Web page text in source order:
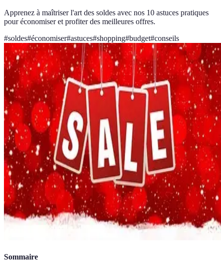
Apprenez à maîtriser l'art des soldes avec nos 10 astuces pratiques
pour économiser et profiter des meilleures offres.
#soldes#économiser#astuces#shopping#budget#conseils
Sommaire